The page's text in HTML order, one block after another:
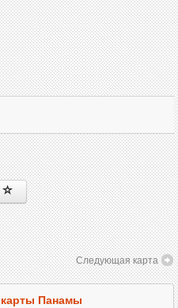
Следующая карта
Панамы